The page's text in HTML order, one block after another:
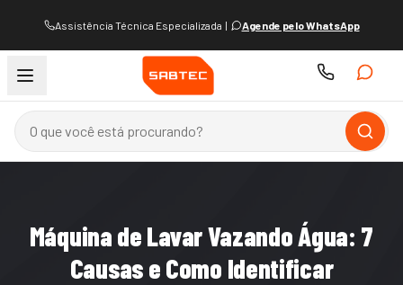
Assistência Técnica Especializada | Agende pelo WhatsApp
Máquina de Lavar Vazando Água: 7
Causas e Como Identificar